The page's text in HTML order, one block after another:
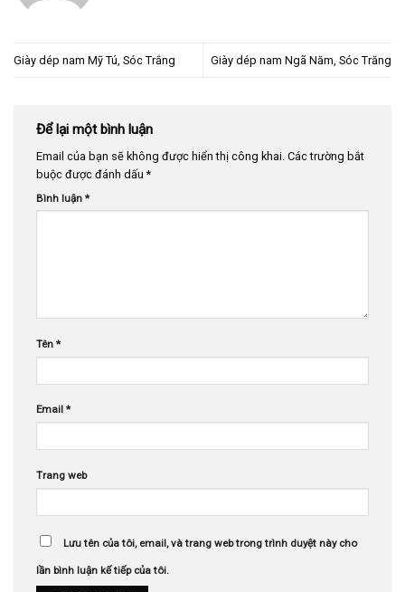
Giày dép nam Mỹ Tú, Sóc Trắng Giày dép nam Ngã Năm, Sóc Trăng
Để lại một bình luận
Email của bạn sẽ không được hiển thị công khai. Các trường bắt
buộc được đánh dấu*
Bình luận *
Tên *
Email *
Trang web
Lưu tên của tôi, email, và trang web trong trình duyệt này cho
lần bình luận kế tiếp của tôi.